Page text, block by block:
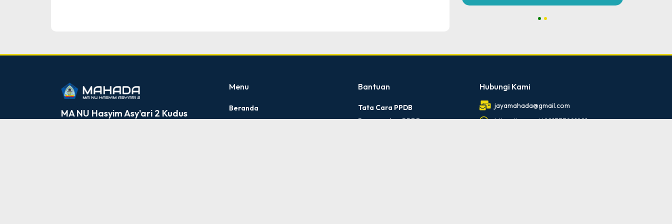
MA NU Hasyim Asy'ari 2 Kudus
Menu
Beranda
Bantuan
Tata Cara PPDB
Persyaratan PPDB
Hubungi Kami
jayamahada@gmail.com
https://wa.me/6281333991981